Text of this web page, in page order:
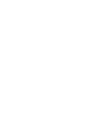
2020
der Nachkriegszeit)